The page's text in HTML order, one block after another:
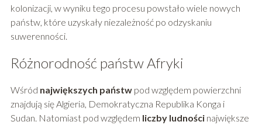
kolonizacji, w wyniku tego procesu powstało wiele nowych
państw, które uzyskały niezależność po odzyskaniu
suwerenności.
Różnorodność państw Afryki
Wśród największych państwpod względem powierzchni
znajdują się Algieria, Demokratyczna Republika Konga i
Sudan. Natomiast pod względem liczby ludności największe